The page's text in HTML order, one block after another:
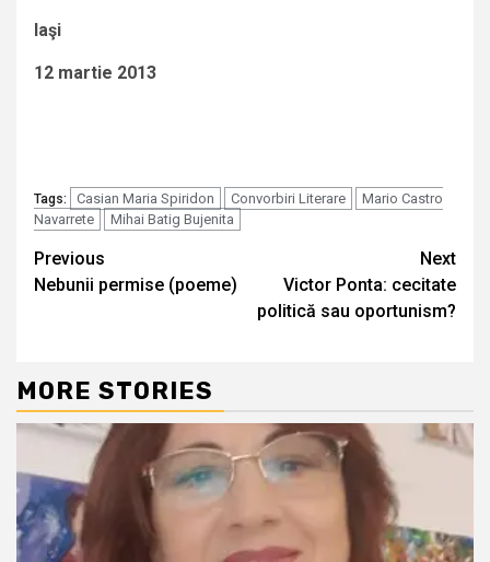
Iaşi
12 martie 2013
Tags: Casian Maria Spiridon Convorbiri Literare
Mario Castro
Navarrete
Mihai Batig Bujenita
Continue
Reading
Previous
Nebunii permise (poeme)
Next
Victor Ponta: cecitate
politică sau oportunism?
MORE STORIES